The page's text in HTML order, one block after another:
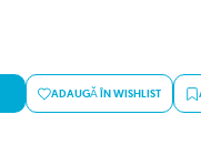
ADAUGĂ ÎN WISHLIST